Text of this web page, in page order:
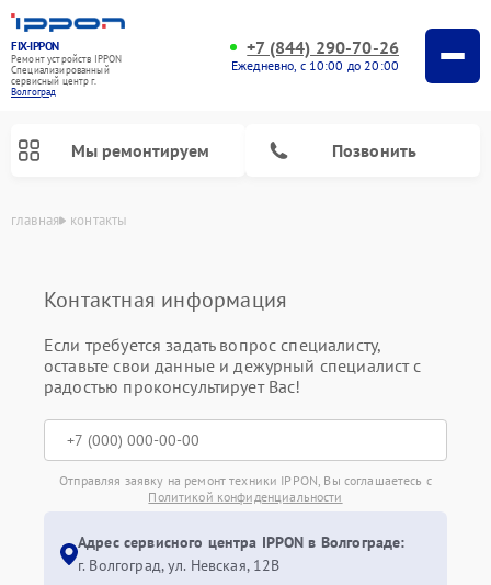
FIX-IPPON
Ремонт устройств IPPON
Специализированный
cервисный центр г.
Волгоград
+7 (844) 290-70-26
Ежедневно, с 10:00 до 20:00
Мы ремонтируем Позвонить
главная контакты
Контактная информация
Если требуется задать вопрос специалисту,
оставьте свои данные и дежурный специалист с
радостью проконсультирует Вас!
Отправляя заявку на ремонт техники IPPON, Вы соглашаетесь с
Политикой конфиденциальности
Адрес сервисного центра IPPON в Волгограде:
г. Волгоград, ул. Невская, 12В